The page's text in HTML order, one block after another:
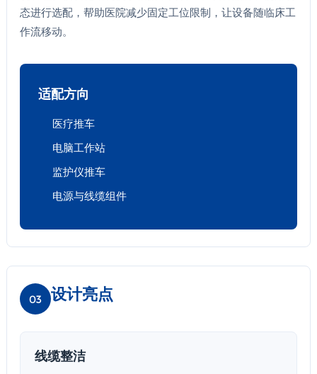
态进行选配，帮助医院减少固定工位限制，让设备随临床工
作流移动。
适配方向
医疗推车
电脑工作站
监护仪推车
电源与线缆组件
03 设计亮点
线缆整洁